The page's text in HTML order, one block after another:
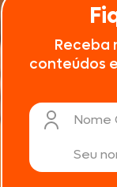
Receba
conteúdos
Nome